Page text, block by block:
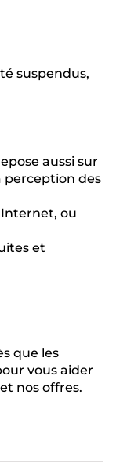
suspendus,
aussi sur
perception des
Internet, ou
et
que les
vous aider
nos offres.